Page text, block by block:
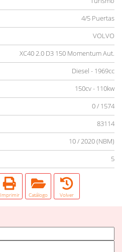
4/5 Puertas
VOLVO
XC40 2.0 D3 150 Momentum Aut.
Diesel - 1969cc
150cv - 110kw
0 / 1574
83114
10 / 2020 (NBM)
5
Imprimir Catálogo Volver